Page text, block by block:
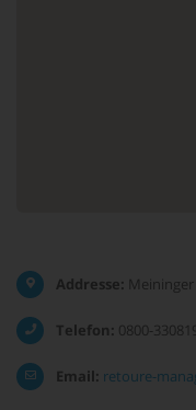
Addresse: Meininger
Telefon: 0800-
Email: retoure-